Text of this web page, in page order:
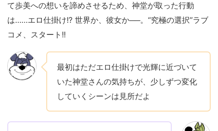
て歩美への想いを諦めさせるため、神堂が取った行動
は……エロ仕掛け!? 世界か、彼女か──。“究極の選択”ラブ
コメ、スタート!!
最初はただエロ仕掛けで光輝に近づいて
いた神堂さんの気持ちが、少しずつ変化
していくシーンは見所だよ